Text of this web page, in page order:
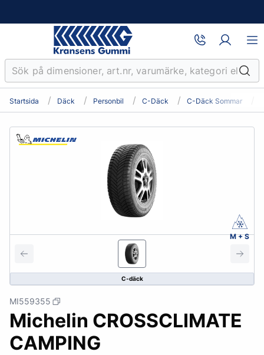
Startsida Däck Personbil C-Däck C-Däck Sommar
C-däck
M + S
MI559355
Michelin CROSSCLIMATE
CAMPING